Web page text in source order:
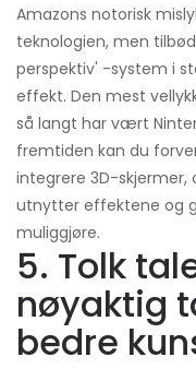
Amazons notorisk
teknologien, men
perspektiv' -system i
effekt. Den mest
så langt har vært
fremtiden kan du
integrere 3D-skjermer,
utnytter effektene og
muliggjøre.
5. Tolk
nøyaktig
bedre